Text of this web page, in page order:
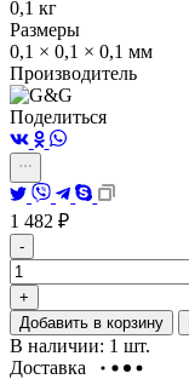
0,1 кг
Размеры
0,1 × 0,1 × 0,1 мм
Производитель
Поделиться
1 482 ₽
-
+
Добавить в корзину
В наличии: 1 шт.
Доставка